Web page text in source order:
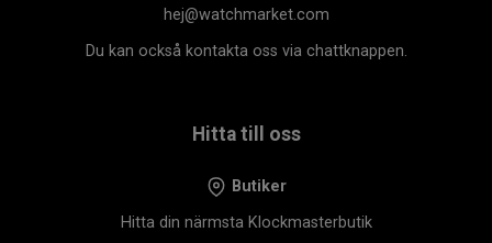
hej@watchmarket.com
Du kan också kontakta oss via chattknappen.
Hitta till oss
Butiker
Hitta din närmsta Klockmasterbutik